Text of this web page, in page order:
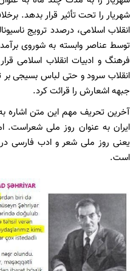
شهریار را تحت تأثیر قرار بدهد.
انقلاب اسلامی، درصدد ترویج
توسط عناصر وابسته به شوروی
فرهنگ و ادبیات انقلاب اسلامی
انقلاب سرود و حتی لباس بسیجی
جبهه اشعارش را قرائت کرد.
آخرین تحریف مهم این متن اشاره
ایران به عنوان روز ملی شعراست.
یعنی روز ملی شعر و ادب فارسی
است.